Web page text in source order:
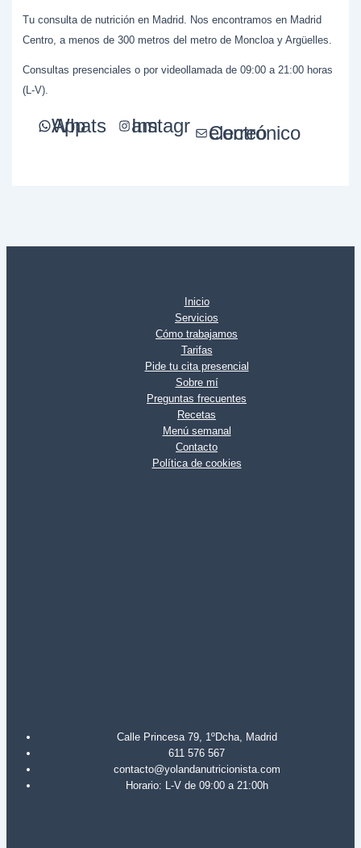
Tu consulta de nutrición en Madrid. Nos encontramos en Madrid
Centro, a menos de 300 metros del metro de Moncloa y Argüelles.
Consultas presenciales o por videollamada de 09:00 a 21:00 horas
(L-V).
WhatsApp Instagram Correo electrónico
Inicio
Servicios
Cómo trabajamos
Tarifas
Pide tu cita presencial
Sobre mí
Preguntas frecuentes
Recetas
Menú semanal
Contacto
Política de cookies
Calle Princesa 79, 1ºDcha, Madrid
611 576 567
contacto@yolandanutricionista.com
Horario: L-V de 09:00 a 21:00h